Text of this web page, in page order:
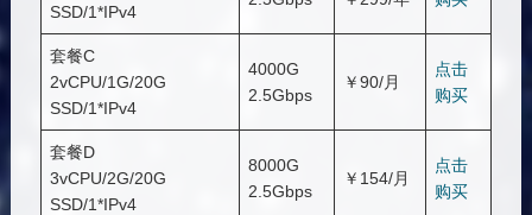
SSD/1*IPv4
套餐C
2vCPU/1G/20G
SSD/1*IPv4
4000G
2.5Gbps
￥90/月
点击
购买
套餐D
3vCPU/2G/20G
SSD/1*IPv4
8000G
2.5Gbps
￥154/月
点击
购买